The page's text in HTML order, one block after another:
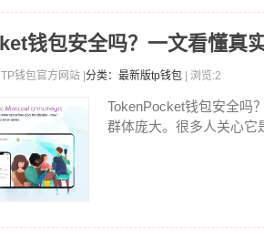
钱包安全吗？一文看懂真
钱包官方网站 | 分类：最新版tp钱包 | 浏览:2
TokenPocket钱包安全吗
群体庞大。很多人关心它